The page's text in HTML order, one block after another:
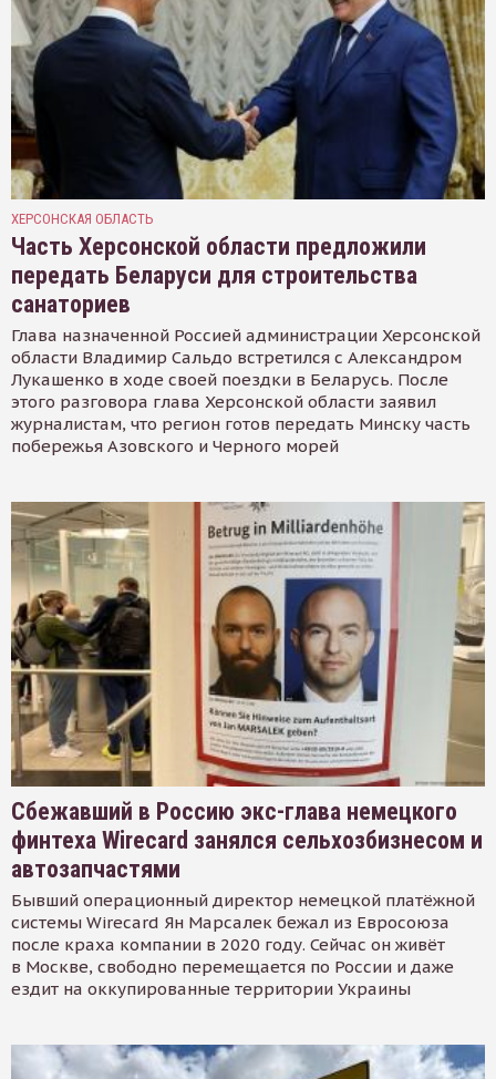
ХЕРСОНСКАЯ ОБЛАСТЬ
Часть Херсонской области предложили
передать Беларуси для строительства
санаториев
Глава назначенной Россией администрации Херсонской
области Владимир Сальдо встретился с Александром
Лукашенко в ходе своей поездки в Беларусь. После
этого разговора глава Херсонской области заявил
журналистам, что регион готов передать Минску часть
побережья Азовского и Черного морей
Сбежавший в Россию экс-глава немецкого
финтеха Wirecard занялся сельхозбизнесом и
автозапчастями
Бывший операционный директор немецкой платёжной
системы Wirecard Ян Марсалек бежал из Евросоюза
после краха компании в 2020 году. Сейчас он живёт
в Москве, свободно перемещается по России и даже
ездит на оккупированные территории Украины